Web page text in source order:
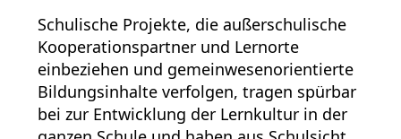
Schulische Projekte, die außerschulische
Kooperationspartner und Lernorte
einbeziehen und gemeinwesenorientierte
Bildungsinhalte verfolgen, tragen spürbar
bei zur Entwicklung der Lernkultur in der